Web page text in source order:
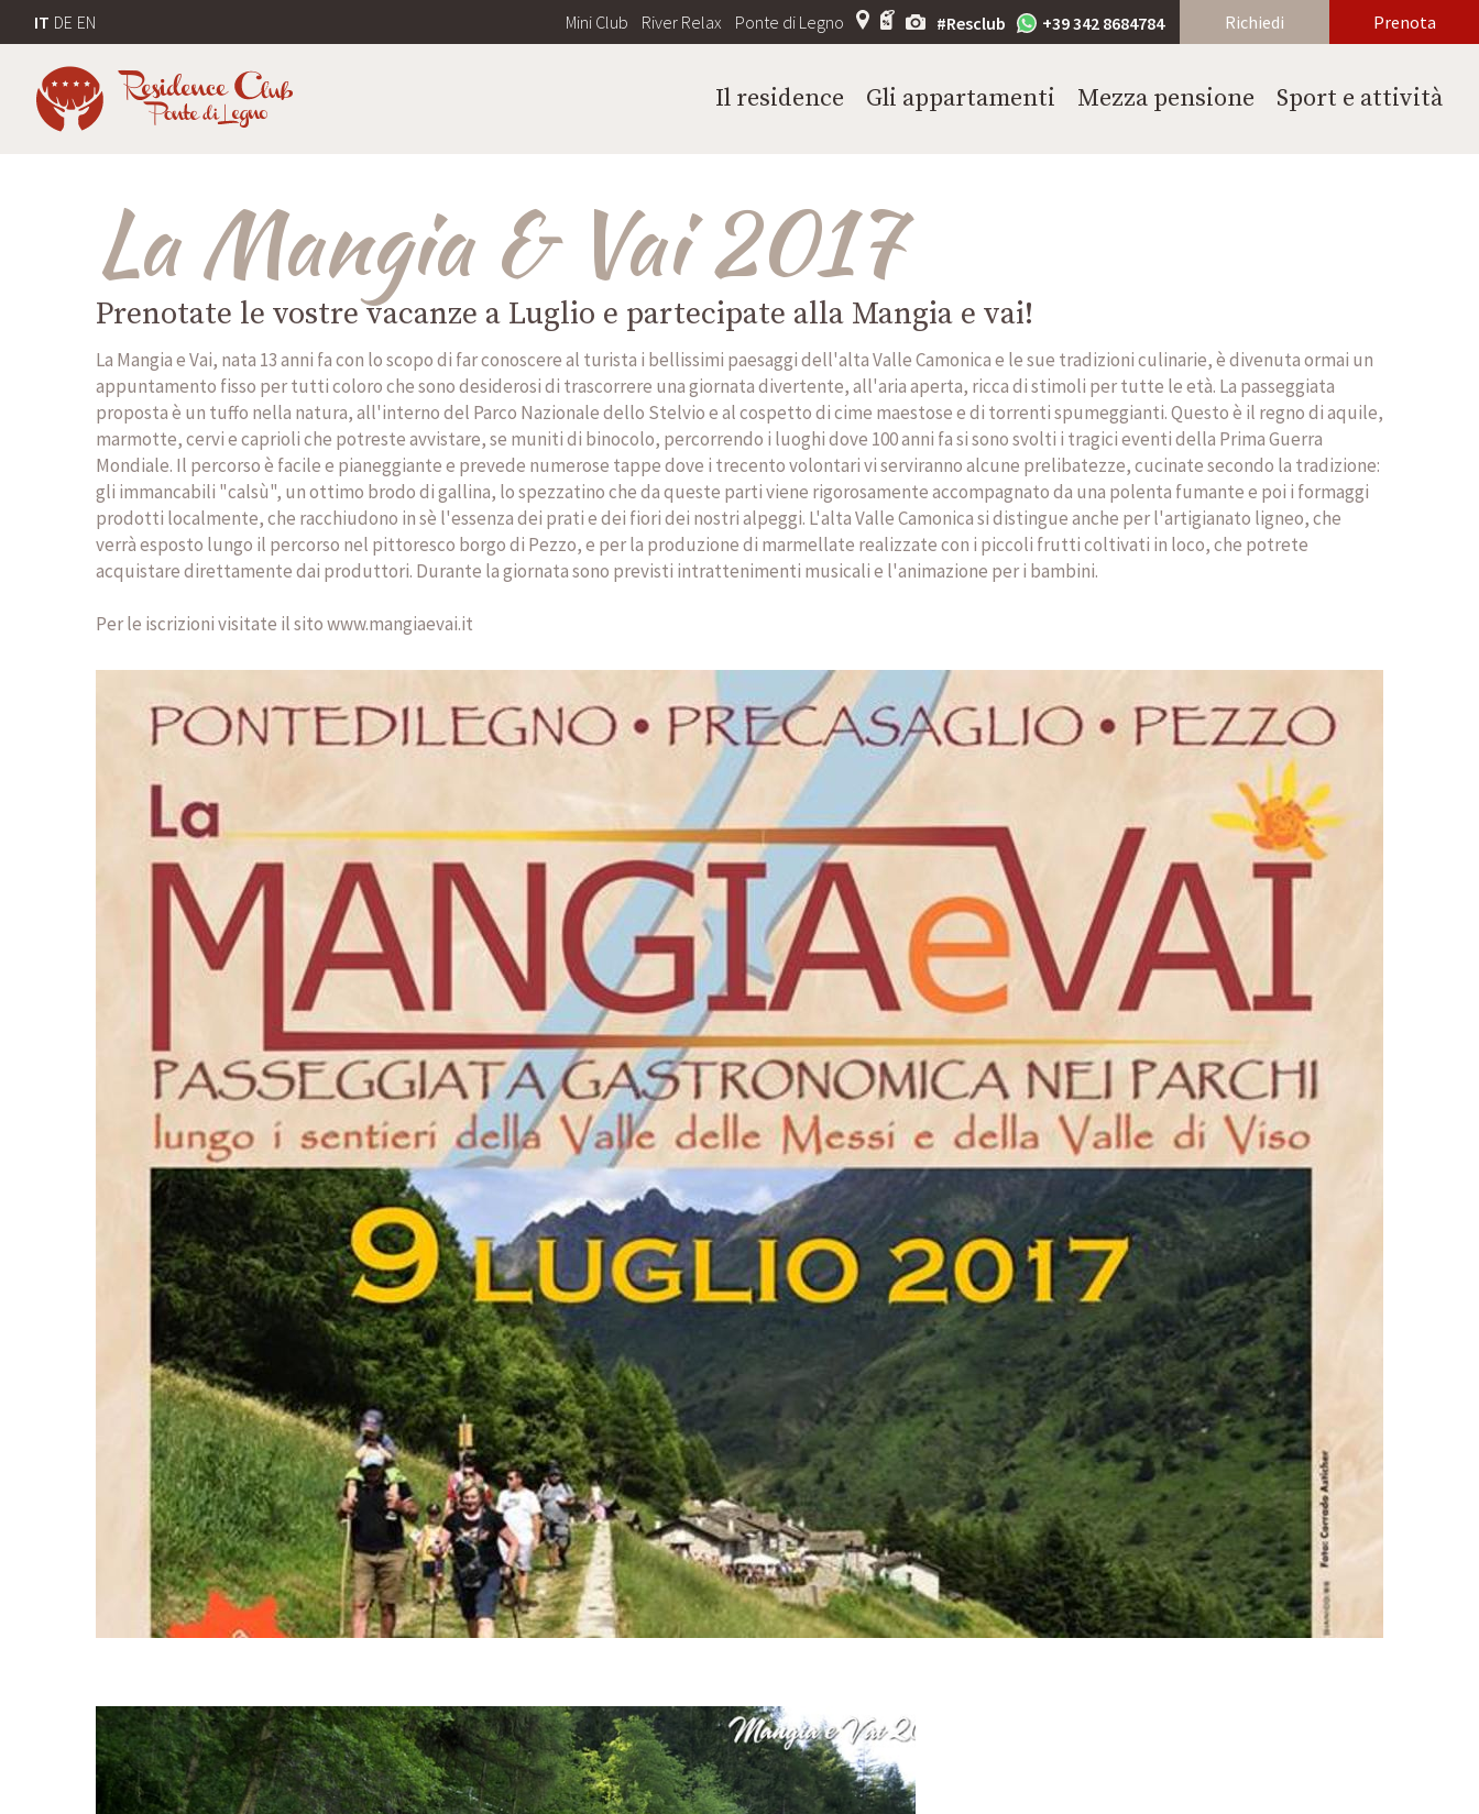
IT DE EN Mini Club River Relax Ponte di Legno #Resclub +39 342 8684784 Richiedi Prenota
Il residence Gli appartamenti Mezza pensione Sport e attività
La Mangia & Vai 2017
Prenotate le vostre vacanze a Luglio e partecipate alla Mangia e vai!
La Mangia e Vai, nata 13 anni fa con lo scopo di far conoscere al turista i bellissimi paesaggi dell'alta Valle Camonica e le sue tradizioni culinarie, è divenuta ormai un
appuntamento fisso per tutti coloro che sono desiderosi di trascorrere una giornata divertente, all'aria aperta, ricca di stimoli per tutte le età. La passeggiata
proposta è un tuffo nella natura, all'interno del Parco Nazionale dello Stelvio e al cospetto di cime maestose e di torrenti spumeggianti. Questo è il regno di aquile,
marmotte, cervi e caprioli che potreste avvistare, se muniti di binocolo, percorrendo i luoghi dove 100 anni fa si sono svolti i tragici eventi della Prima Guerra
Mondiale. Il percorso è facile e pianeggiante e prevede numerose tappe dove i trecento volontari vi serviranno alcune prelibatezze, cucinate secondo la tradizione:
gli immancabili "calsù", un ottimo brodo di gallina, lo spezzatino che da queste parti viene rigorosamente accompagnato da una polenta fumante e poi i formaggi
prodotti localmente, che racchiudono in sè l'essenza dei prati e dei fiori dei nostri alpeggi. L'alta Valle Camonica si distingue anche per l'artigianato ligneo, che
verrà esposto lungo il percorso nel pittoresco borgo di Pezzo, e per la produzione di marmellate realizzate con i piccoli frutti coltivati in loco, che potrete
acquistare direttamente dai produttori. Durante la giornata sono previsti intrattenimenti musicali e l'animazione per i bambini.
Per le iscrizioni visitate il sito www.mangiaevai.it